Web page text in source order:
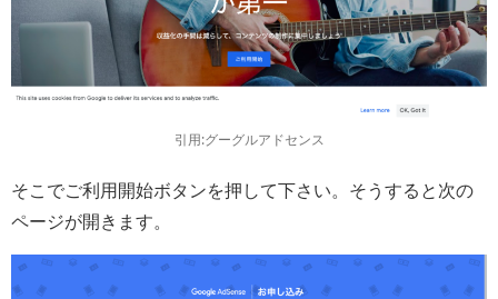
引用:グーグルアドセンス
そこでご利用開始ボタンを押して下さい。そうすると次の
ページが開きます。